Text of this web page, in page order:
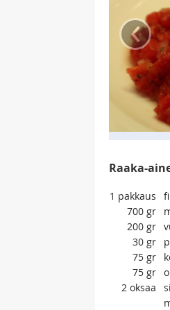
‹
Raaka-
1 pakkaus
700 gr
200 gr
30 gr
75 gr
75 gr
2 oksaa